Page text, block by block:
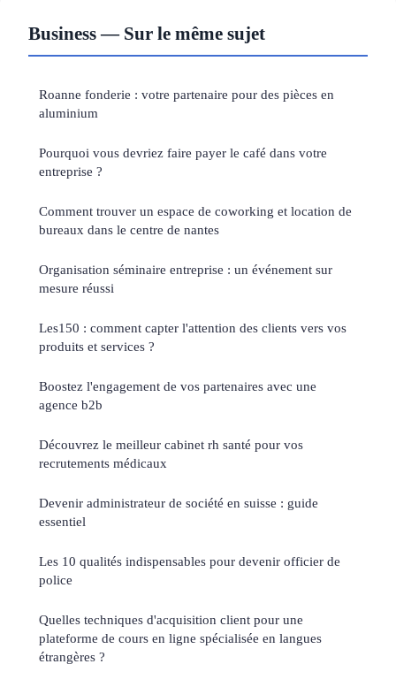
Business — Sur le même sujet
Roanne fonderie : votre partenaire pour des pièces en
aluminium
Pourquoi vous devriez faire payer le café dans votre
entreprise ?
Comment trouver un espace de coworking et location de
bureaux dans le centre de nantes
Organisation séminaire entreprise : un événement sur
mesure réussi
Les150 : comment capter l'attention des clients vers vos
produits et services ?
Boostez l'engagement de vos partenaires avec une
agence b2b
Découvrez le meilleur cabinet rh santé pour vos
recrutements médicaux
Devenir administrateur de société en suisse : guide
essentiel
Les 10 qualités indispensables pour devenir officier de
police
Quelles techniques d'acquisition client pour une
plateforme de cours en ligne spécialisée en langues
étrangères ?